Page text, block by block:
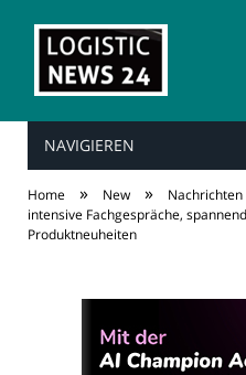
NAVIGIEREN
Home » New » Nachrichten
intensive Fachgespräche,
Produktneuheiten